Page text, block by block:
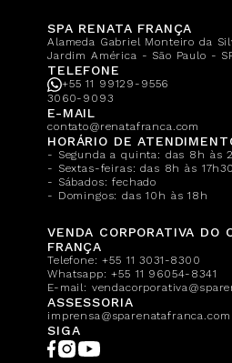
SPA RENATA FRANÇA
Alameda Gabriel Monteiro da
Jardim América - São Paulo -
TELEFONE
+55 11 99129-9556
3060-9093
E-MAIL
contato@renatafranca.com
HORÁRIO DE
- Segunda a quinta: das 8h às
- Sextas-feiras: das 8h às 17h30
- Sábados: fechado
- Domingos: das 10h às 18h
VENDA CORPORATIVA DO
FRANÇA
Telefone:+55 11 3031-8300
Whatsapp:+55 11 96054-8341
E-mail:
ASSESSORIA
imprensa@sparenatafranca.com
SIGA